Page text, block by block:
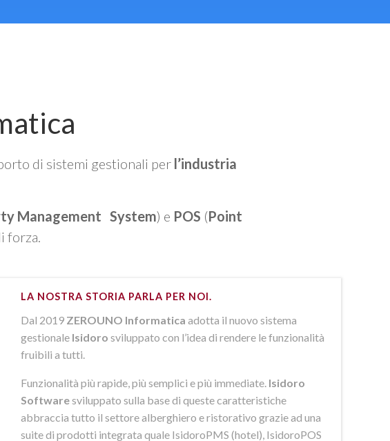
di sistemi gestionali per l’industria
Management System) e POS (Point
forza.
LA NOSTRA STORIA PARLA PER NOI.
Dal 2019 ZEROUNO Informatica adotta il nuovo sistema
gestionale Isidoro sviluppato con l’idea di rendere le funzionalità
fruibili a tutti.
Funzionalità più rapide, più semplici e più immediate. Isidoro
Softwaresviluppato sulla base di queste caratteristiche
abbraccia tutto il settore alberghiero e ristorativo grazie ad una
suite di prodotti integrata quale IsidoroPMS (hotel), IsidoroPOS